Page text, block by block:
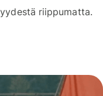
riippumatta.